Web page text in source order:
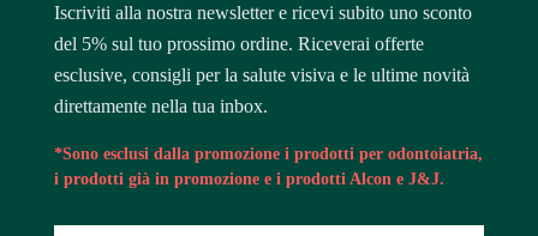
Iscriviti alla nostra newsletter e ricevi subito uno sconto
del 5% sul tuo prossimo ordine. Riceverai offerte
esclusive, consigli per la salute visiva e le ultime novità
direttamente nella tua inbox.
*Sono esclusi dalla promozione i prodotti per odontoiatria,
i prodotti già in promozione e i prodotti Alcon e J&J.